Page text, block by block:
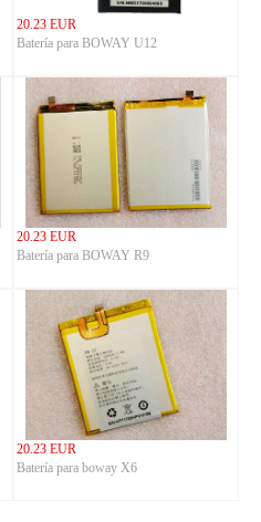
20.23 EUR
Batería para BOWAY U12
20.23 EUR
Batería para BOWAY R9
20.23 EUR
Batería para boway X6